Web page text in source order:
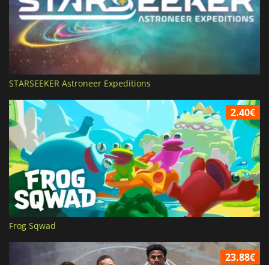
STARSEEKER Astroneer Expeditions
2.40€
Frog Sqwad
23.88€